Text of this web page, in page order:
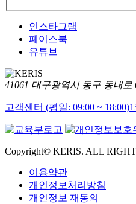
인스타그램
페이스북
유튜브
41061 대구광역시 동구 동내로
고객센터 (평일: 09:00 ~ 18:00)
Copyright© KERIS. ALL
이용약관
개인정보처리방침
개인정보 재동의